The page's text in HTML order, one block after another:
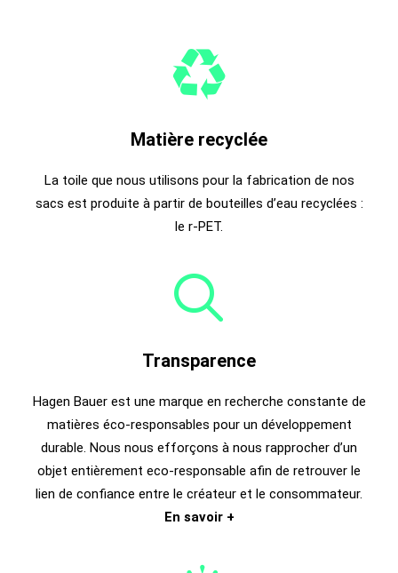
Matière recyclée
La toile que nous utilisons pour la fabrication de nos
sacs est produite à partir de bouteilles d’eau recyclées :
le r-PET.
Transparence
Hagen Bauer est une marque en recherche constante de
matières éco-responsables pour un développement
durable. Nous nous efforçons à nous rapprocher d’un
objet entièrement eco-responsable afin de retrouver le
lien de confiance entre le créateur et le consommateur.
En savoir +